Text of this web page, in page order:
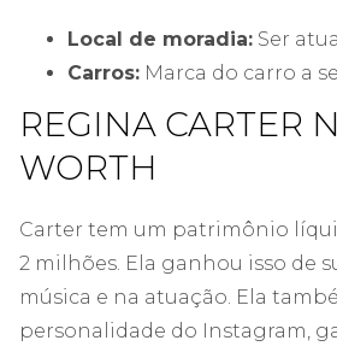
Local de moradia: Ser
Carros: Marca do carro a
REGINA CARTER
WORTH
Carter tem um patrimônio
2 milhões. Ela ganhou isso de
música e na atuação. Ela
personalidade do Instagram,